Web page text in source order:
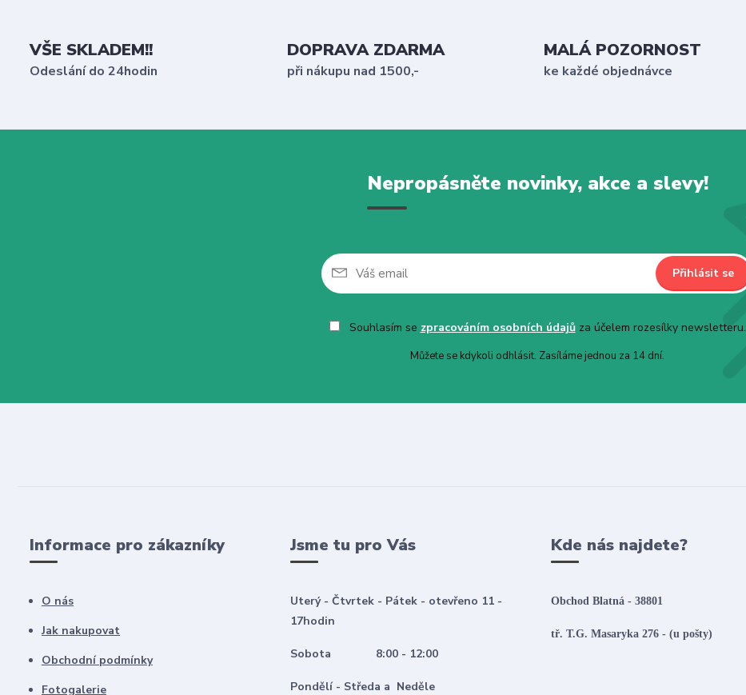
VŠE SKLADEM!!
Odeslání do 24hodin
DOPRAVA ZDARMA
při nákupu nad 1500,-
MALÁ POZORNOST
ke každé objednávce
Nepropásněte novinky, akce a slevy!
Přihlásit se
Souhlasím se zpracováním osobních údajůza účelem rozesílky newsletteru.
Můžete se kdykoli odhlásit. Zasíláme jednou za 14 dní.
Informace pro zákazníky
O nás
Jak nakupovat
Obchodní podmínky
Fotogalerie
Jsme tu pro Vás
Uterý - Čtvrtek - Pátek - otevřeno 11 -
17hodin
Sobota 8:00 - 12:00
Pondělí - Středa a Neděle
Kde nás najdete?
Obchod Blatná - 38801
tř. T.G. Masaryka 276 - (u pošty)